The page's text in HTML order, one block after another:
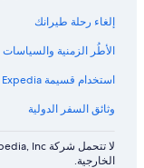
إلغاء رحلة طيرانك
الأطُر الزمنية
استخدام قسيمة Expedia
وثائق السفر الدولية
الخارجية.